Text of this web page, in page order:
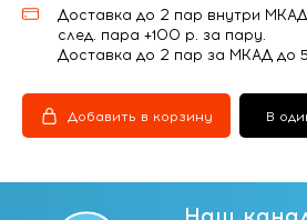
Доставка до 2 пар внутри
след. пара +100 р. за пару.
Доставка до 2 пар за МКАД до
Добавить в корзину В